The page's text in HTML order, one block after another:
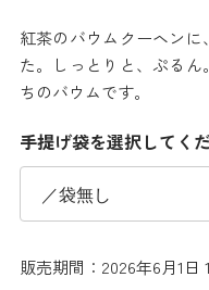
紅茶のバウムクーヘン
た。しっとりと、ぷる
ちのバウムです。
手提げ袋を選択してく
販売期間：2026年6月1日